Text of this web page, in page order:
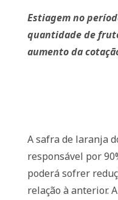
Estiagem no
quantidade de
aumento da
A safra de laranja
responsável por
poderá sofrer
relação à anterior.